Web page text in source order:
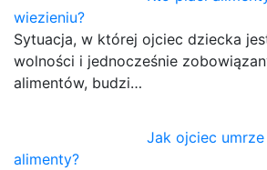
wiezieniu?
Sytuacja, w której ojciec dziecka
wolności i jednocześnie
alimentów, budzi…
Jak ojciec
alimenty?